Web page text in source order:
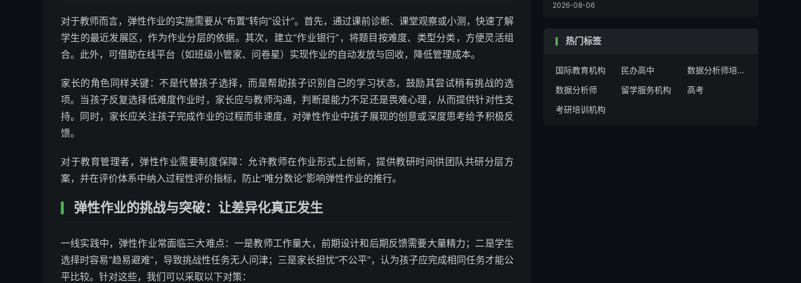
对于教师而言，弹性作业的实施需要从“布置”转向“设计”。首先，通过课前诊断、课堂观察或小测，快速了解
学生的最近发展区，作为作业分层的依据。其次，建立“作业银行”，将题目按难度、类型分类，方便灵活组
合。此外，可借助在线平台（如班级小管家、问卷星）实现作业的自动发放与回收，降低管理成本。
家长的角色同样关键：不是代替孩子选择，而是帮助孩子识别自己的学习状态，鼓励其尝试稍有挑战的选
项。当孩子反复选择低难度作业时，家长应与教师沟通，判断是能力不足还是畏难心理，从而提供针对性支
持。同时，家长应关注孩子完成作业的过程而非速度，对弹性作业中孩子展现的创意或深度思考给予积极反
馈。
对于教育管理者，弹性作业需要制度保障：允许教师在作业形式上创新，提供教研时间供团队共研分层方
案，并在评价体系中纳入过程性评价指标，防止“唯分数论”影响弹性作业的推行。
弹性作业的挑战与突破：让差异化真正发生
一线实践中，弹性作业常面临三大难点：一是教师工作量大，前期设计和后期反馈需要大量精力；二是学生
选择时容易“趋易避难”，导致挑战性任务无人问津；三是家长担忧“不公平”，认为孩子应完成相同任务才能公
平比较。针对这些，我们可以采取以下对策：
2026-08-06
热门标签
国际教育机构 民办高中
数据分析师培训机构
数据分析师
留学服务机构
高考
考研培训机构